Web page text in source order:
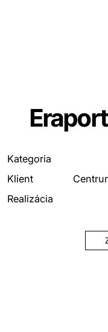
Kategoria
Klient
Realizácia